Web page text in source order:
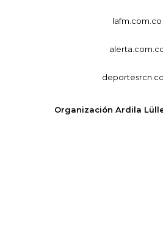
lafm.com.co
Organización Ardila